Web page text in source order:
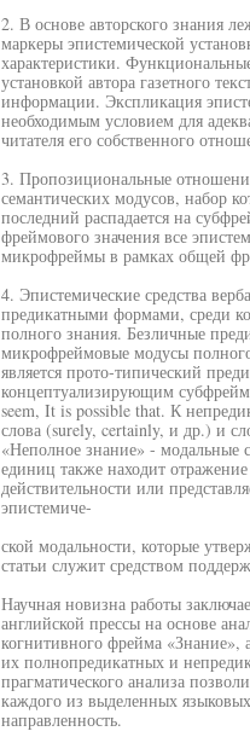
2. В основе авторского знания
маркеры эпистемической
характеристики.
установкой автора газетного
информации. Экспликация
необходимым условием для
читателя его собственного
3. Пропозициональные
семантических модусов, набор
последний распадается на
фреймового значения все
микрофреймы в рамках общей
4. Эпистемические средства
предикатными формами, среди
полного знания. Безличные
микрофреймовые модусы
является прото-типический
концептуализирующим
seem, It is possible that. К
слова (surely, certainly, и др.) и
«Неполное знание» - модальные
единиц также находит
действительности или
эпистемиче-
ской модальности, которые
статьи служит средством
Научная новизна работы
английской прессы на основе
когнитивного фрейма «Знание»,
их полнопредикатных и
прагматического анализа
каждого из выделенных
направленность.